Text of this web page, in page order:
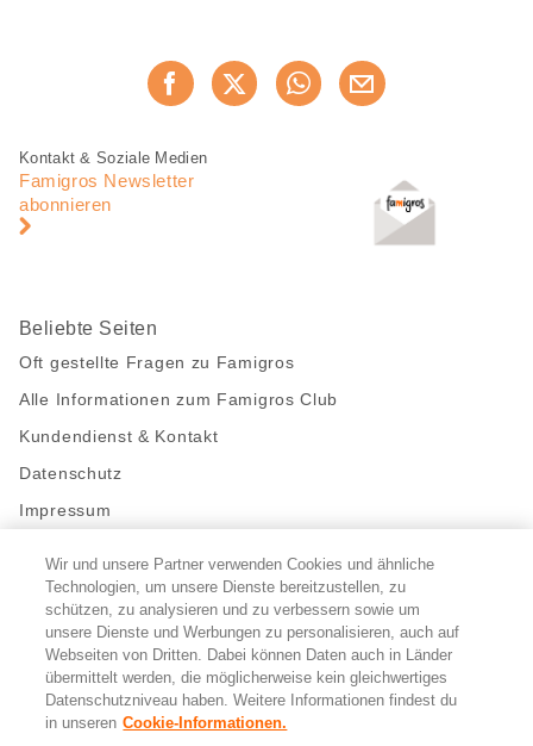
Jetzt weiterempfehlen
Fusszeile
Fusszeile
Navigation
Kontakt & Soziale Medien
Famigros Newsletter
abonnieren
Beliebte Seiten
Oft gestellte Fragen zu Famigros
Alle Informationen zum Famigros Club
Kundendienst & Kontakt
Datenschutz
Impressum
Bleibe mit uns in Kontakt
Facebook
https://twitter.com/migros
https://www.youtube.com/user/
PinterestInstagram
Cookie-Einstellungen
Wir und unsere Partner verwenden Cookies und ähnliche
Technologien, um unsere Dienste bereitzustellen, zu
schützen, zu analysieren und zu verbessern sowie um
unsere Dienste und Werbungen zu personalisieren, auch auf
Webseiten von Dritten. Dabei können Daten auch in Länder
übermittelt werden, die möglicherweise kein gleichwertiges
Datenschutzniveau haben. Weitere Informationen findest du
in unseren Cookie-Informationen.